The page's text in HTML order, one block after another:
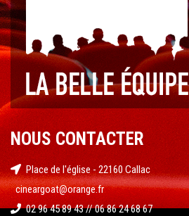
NOUS CONTACTER
Place de l'église - 22160 Callac
cineargoat@orange.fr
02 96 45 89 43 // 06 86 24 68 67